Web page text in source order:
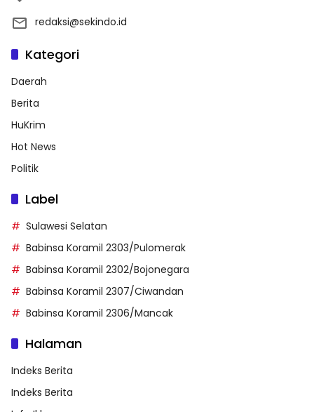
redaksi@sekindo.id
Kategori
Daerah
Berita
HuKrim
Hot News
Politik
Label
Sulawesi Selatan
Babinsa Koramil 2303/Pulomerak
Babinsa Koramil 2302/Bojonegara
Babinsa Koramil 2307/Ciwandan
Babinsa Koramil 2306/Mancak
Halaman
Indeks Berita
Indeks Berita